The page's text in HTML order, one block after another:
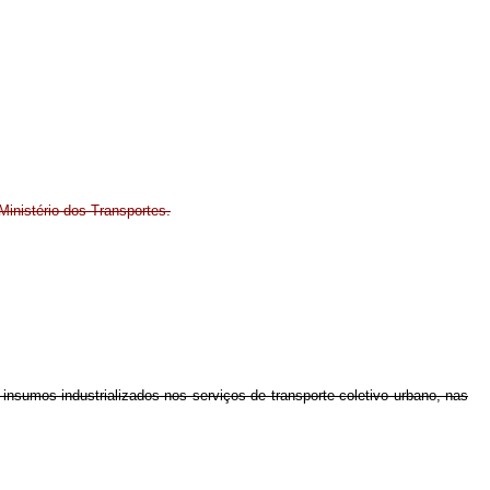
dos Transportes.
industrializados nos serviços de transporte coletivo urbano, nas